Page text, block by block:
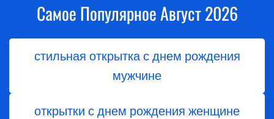
Самое Популярное Август 2026
стильная открытка с днем рождения
мужчине
открытки с днем рождения женщине